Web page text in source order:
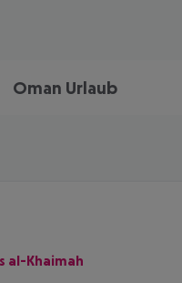
Oman Urlaub
al-Khaimah